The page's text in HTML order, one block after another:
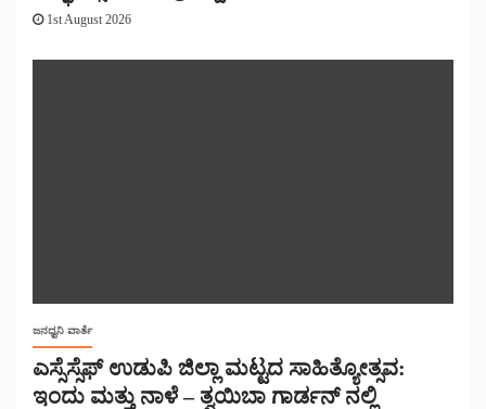
1st August 2026
ಜನಧ್ವನಿ ವಾರ್ತೆ
ಎಸ್ಸೆಸ್ಸೆಫ್ ಉಡುಪಿ ಜಿಲ್ಲಾ ಮಟ್ಟದ ಸಾಹಿತ್ಯೋತ್ಸವ:
ಇಂದು ಮತ್ತು ನಾಳೆ – ತ್ವಯಿಬಾ ಗಾರ್ಡನ್ ನಲ್ಲಿ